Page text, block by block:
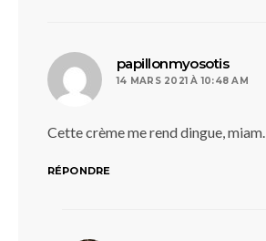
papillonmyosotisdit :
14 MARS 2021 À 10:48 AM
Cette crème me rend dingue, miam.
RÉPONDRE